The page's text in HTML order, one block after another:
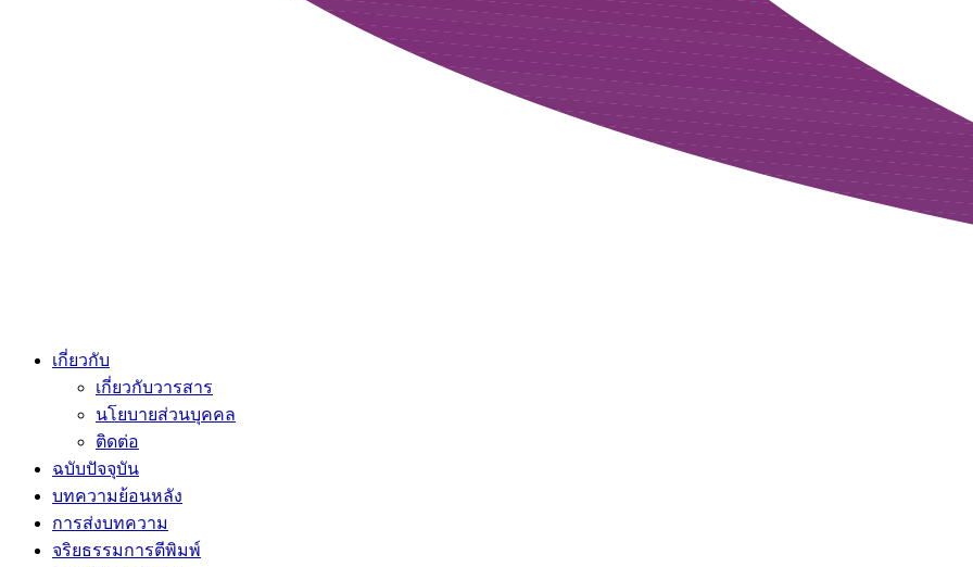
เกี่ยวกับ
เกี่ยวกับวารสาร
นโยบายส่วนบุคคล
ติดต่อ
ฉบับปัจจุบัน
บทความย้อนหลัง
การส่งบทความ
จริยธรรมการตีพิมพ์